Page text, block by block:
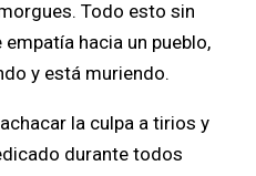
. Todo esto sin
hacia un pueblo,
y está muriendo.
durante todos